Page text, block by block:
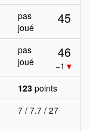
pas
joué
45
pas
joué
46
−1 ▼
123 points
7 / 7.7 / 27